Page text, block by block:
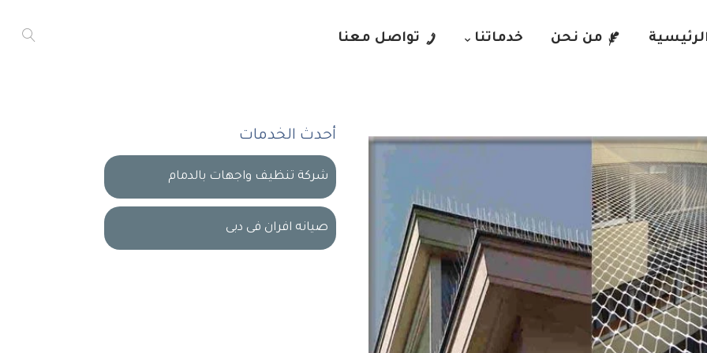
من نحن خدماتنا تواصل معنا
أحدث الخدمات
شركة تنظيف واجهات بالدمام
صيانه افران فى دبى